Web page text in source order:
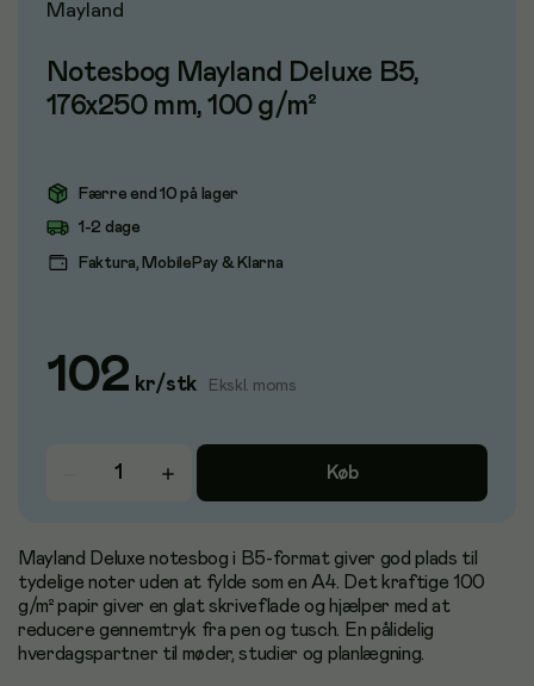
Mayland
Notesbog Mayland Deluxe B5,
176x250 mm, 100 g/m²
Færre end 10 på lager
1-2 dage
Faktura, MobilePay & Klarna
102 kr/stk Ekskl. moms
Køb
Mayland Deluxe notesbog i B5-format giver god plads til
tydelige noter uden at fylde som en A4. Det kraftige 100
g/m² papir giver en glat skriveflade og hjælper med at
reducere gennemtryk fra pen og tusch. En pålidelig
hverdagspartner til møder, studier og planlægning.